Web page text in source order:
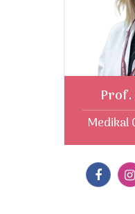
Prof.
Medikal